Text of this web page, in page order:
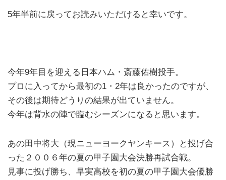
5年半前に戻ってお読みいただけると幸いです。
今年9年目を迎える日本ハム・斎藤佑樹投手。
プロに入ってから最初の1・2年は良かったのですが、
その後は期待どうりの結果が出ていません。
今年は背水の陣で臨むシーズンになると思います。
あの田中将大（現ニューヨークヤンキース）と投げ合
った２００６年の夏の甲子園大会決勝再試合戦。
見事に投げ勝ち、早実高校を初の夏の甲子園大会優勝